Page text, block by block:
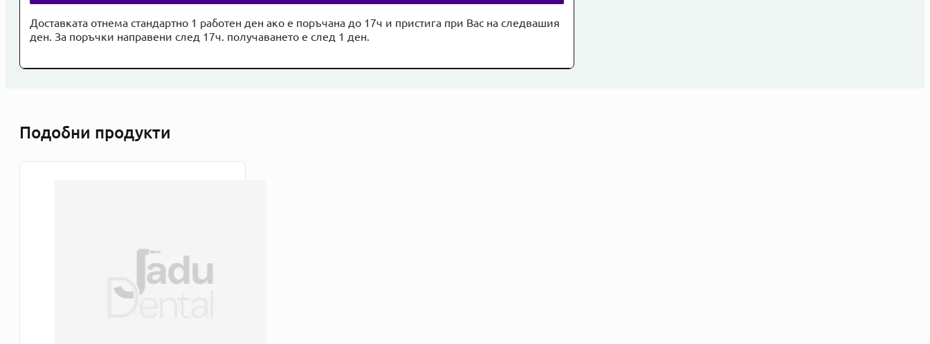
Доставката отнема стандартно 1 работен ден ако е поръчана до 17ч и пристига при Вас на следвашия
ден. За поръчки направени след 17ч. получаването е след 1 ден.
Подобни продукти